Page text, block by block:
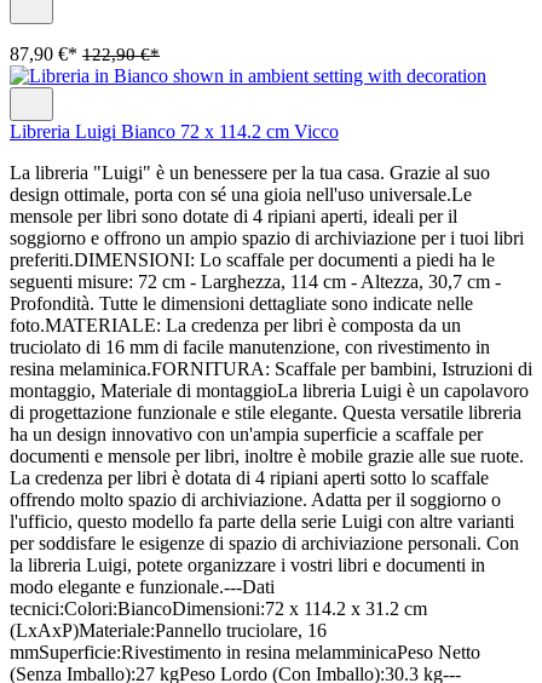
87,90 €* 122,90 €*
Libreria Luigi Bianco 72 x 114.2 cm Vicco
La libreria "Luigi" è un benessere per la tua casa. Grazie al suo
design ottimale, porta con sé una gioia nell'uso universale.Le
mensole per libri sono dotate di 4 ripiani aperti, ideali per il
soggiorno e offrono un ampio spazio di archiviazione per i tuoi libri
preferiti.DIMENSIONI: Lo scaffale per documenti a piedi ha le
seguenti misure: 72 cm - Larghezza, 114 cm - Altezza, 30,7 cm -
Profondità. Tutte le dimensioni dettagliate sono indicate nelle
foto.MATERIALE: La credenza per libri è composta da un
truciolato di 16 mm di facile manutenzione, con rivestimento in
resina melaminica.FORNITURA: Scaffale per bambini, Istruzioni di
montaggio, Materiale di montaggioLa libreria Luigi è un capolavoro
di progettazione funzionale e stile elegante. Questa versatile libreria
ha un design innovativo con un'ampia superficie a scaffale per
documenti e mensole per libri, inoltre è mobile grazie alle sue ruote.
La credenza per libri è dotata di 4 ripiani aperti sotto lo scaffale
offrendo molto spazio di archiviazione. Adatta per il soggiorno o
l'ufficio, questo modello fa parte della serie Luigi con altre varianti
per soddisfare le esigenze di spazio di archiviazione personali. Con
la libreria Luigi, potete organizzare i vostri libri e documenti in
modo elegante e funzionale.---Dati
tecnici:Colori:BiancoDimensioni:72 x 114.2 x 31.2 cm
(LxAxP)Materiale:Pannello truciolare, 16
mmSuperficie:Rivestimento in resina melamminicaPeso Netto
(Senza Imballo):27 kgPeso Lordo (Con Imballo):30.3 kg---